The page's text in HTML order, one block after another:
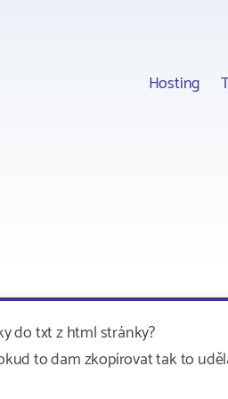
Hosting
do txt z html stránky?
to dam zkopírovat tak to